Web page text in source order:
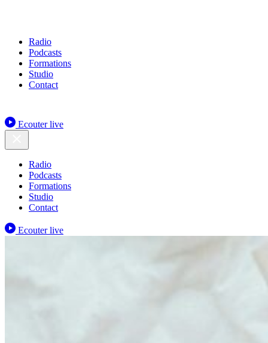
Radio
Podcasts
Formations
Studio
Contact
Ecouter live
Radio
Podcasts
Formations
Studio
Contact
Ecouter live